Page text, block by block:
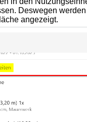
Deswegen
angezeigt.